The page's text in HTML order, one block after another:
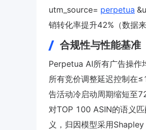
utm_source= perpetua
销转化率提升42%（数据来
合规性与性能基准
Perpetua AI所有广告操
所有竞价调整延迟控制在
告活动冷启动周期缩短至
对TOP 100 ASIN的语义
义，归因模型采用